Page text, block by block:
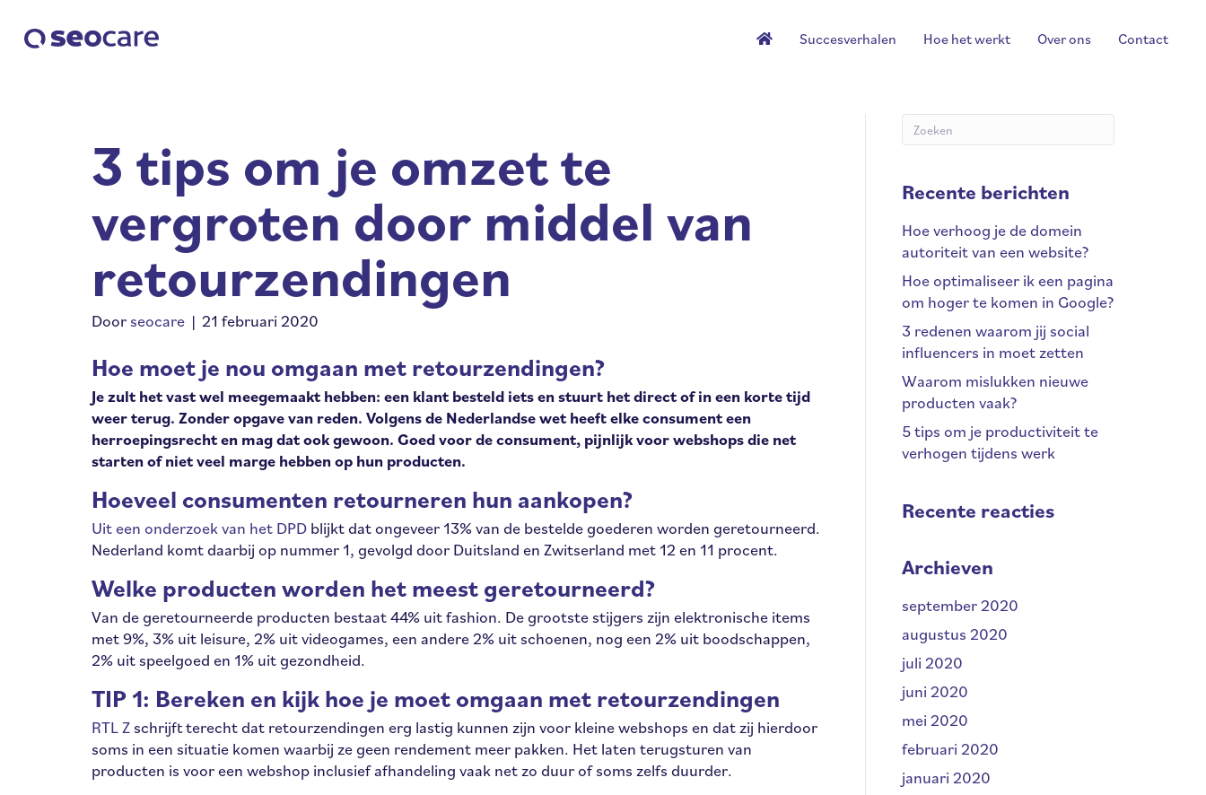
Succesverhalen Hoe het werkt Over ons Contact
3 tips om je omzet te
vergroten door middel van
retourzendingen
Doorseocare | 21 februari 2020
Hoe moet je nou omgaan met retourzendingen?
Je zult het vast wel meegemaakt hebben: een klant besteld iets en stuurt het direct of in een korte tijd
weer terug. Zonder opgave van reden. Volgens de Nederlandse wet heeft elke consument een
herroepingsrecht en mag dat ook gewoon. Goed voor de consument, pijnlijk voor webshops die net
starten of niet veel marge hebben op hun producten.
Hoeveel consumenten retourneren hun aankopen?
Uit een onderzoek van het DPD blijkt dat ongeveer 13% van de bestelde goederen worden geretourneerd.
Nederland komt daarbij op nummer 1, gevolgd door Duitsland en Zwitserland met 12 en 11 procent.
Welke producten worden het meest geretourneerd?
Van de geretourneerde producten bestaat 44% uit fashion. De grootste stijgers zijn elektronische items
met 9%, 3% uit leisure, 2% uit videogames, een andere 2% uit schoenen, nog een 2% uit boodschappen,
2% uit speelgoed en 1% uit gezondheid.
TIP 1: Bereken en kijk hoe je moet omgaan met retourzendingen
RTL Zschrijft terecht dat retourzendingen erg lastig kunnen zijn voor kleine webshops en dat zij hierdoor
soms in een situatie komen waarbij ze geen rendement meer pakken. Het laten terugsturen van
producten is voor een webshop inclusief afhandeling vaak net zo duur of soms zelfs duurder.
Recente berichten
Hoe verhoog je de domein
autoriteit van een website?
Hoe optimaliseer ik een pagina
om hoger te komen in Google?
3 redenen waarom jij social
influencers in moet zetten
Waarom mislukken nieuwe
producten vaak?
5 tips om je productiviteit te
verhogen tijdens werk
Recente reacties
Archieven
september 2020
augustus 2020
juli 2020
juni 2020
mei 2020
februari 2020
januari 2020